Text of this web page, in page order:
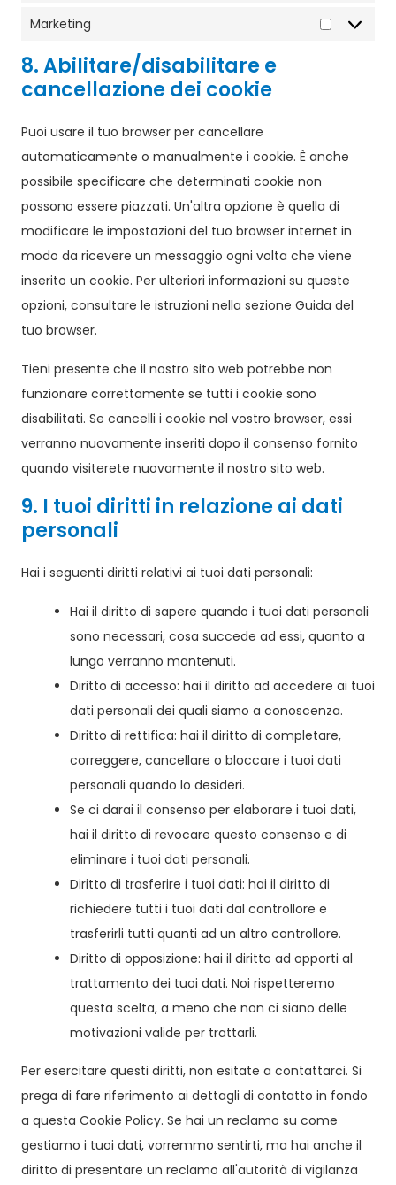
Marketing
8. Abilitare/disabilitare e
cancellazione dei cookie
Puoi usare il tuo browser per cancellare
automaticamente o manualmente i cookie. È anche
possibile specificare che determinati cookie non
possono essere piazzati. Un'altra opzione è quella di
modificare le impostazioni del tuo browser internet in
modo da ricevere un messaggio ogni volta che viene
inserito un cookie. Per ulteriori informazioni su queste
opzioni, consultare le istruzioni nella sezione Guida del
tuo browser.
Tieni presente che il nostro sito web potrebbe non
funzionare correttamente se tutti i cookie sono
disabilitati. Se cancelli i cookie nel vostro browser, essi
verranno nuovamente inseriti dopo il consenso fornito
quando visiterete nuovamente il nostro sito web.
9. I tuoi diritti in relazione ai dati
personali
Hai i seguenti diritti relativi ai tuoi dati personali:
Hai il diritto di sapere quando i tuoi dati personali
sono necessari, cosa succede ad essi, quanto a
lungo verranno mantenuti.
Diritto di accesso: hai il diritto ad accedere ai tuoi
dati personali dei quali siamo a conoscenza.
Diritto di rettifica: hai il diritto di completare,
correggere, cancellare o bloccare i tuoi dati
personali quando lo desideri.
Se ci darai il consenso per elaborare i tuoi dati,
hai il diritto di revocare questo consenso e di
eliminare i tuoi dati personali.
Diritto di trasferire i tuoi dati: hai il diritto di
richiedere tutti i tuoi dati dal controllore e
trasferirli tutti quanti ad un altro controllore.
Diritto di opposizione: hai il diritto ad opporti al
trattamento dei tuoi dati. Noi rispetteremo
questa scelta, a meno che non ci siano delle
motivazioni valide per trattarli.
Per esercitare questi diritti, non esitate a contattarci. Si
prega di fare riferimento ai dettagli di contatto in fondo
a questa Cookie Policy. Se hai un reclamo su come
gestiamo i tuoi dati, vorremmo sentirti, ma hai anche il
diritto di presentare un reclamo all'autorità di vigilanza